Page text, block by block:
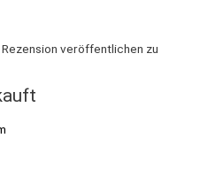
Rezension veröffentlichen zu